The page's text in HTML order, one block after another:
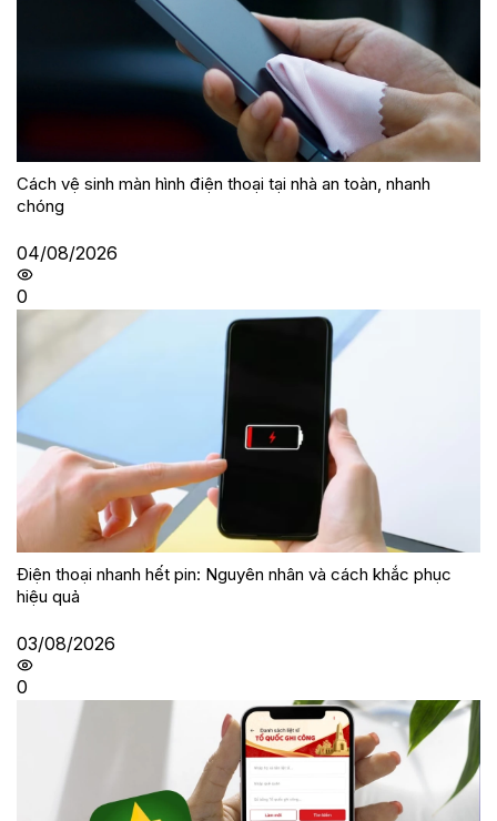
Cách vệ sinh màn hình điện thoại tại nhà an toàn, nhanh
chóng
04/08/2026
0
Điện thoại nhanh hết pin: Nguyên nhân và cách khắc phục
hiệu quả
03/08/2026
0